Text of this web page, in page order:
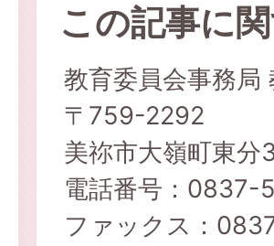
この記事に
教育委員会事務局
〒759-2292
美祢市大嶺町東分
電話番号：0837-
ファックス：